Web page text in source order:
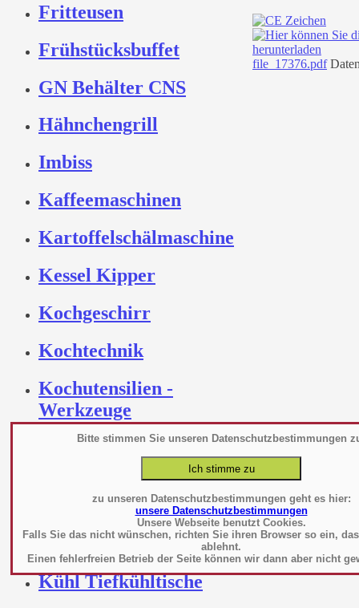
Bitte stimmen Sie unseren Datenschutzbestimmungen
zu unseren Datenschutzbestimmungen geht es hier:
unsere Datenschutzbestimmungen
Unsere Webseite benutzt Cookies.
Falls Sie das nicht wünschen, richten Sie ihren Browser so ein,
ablehnt.
Einen fehlerfreien Betrieb der Seite können wir dann aber nicht
Fritteusen
Frühstücksbuffet
GN Behälter CNS
Hähnchengrill
Imbiss
Kaffeemaschinen
Kartoffelschälmaschine
Kessel Kipper
Kochgeschirr
Kochtechnik
Kochutensilien -
Werkzeuge
Kombidämpfer
Konvektionsöfen
Küchenhelfer-
Maschinen
Kühl Tiefkühltische
file_17376.pdf